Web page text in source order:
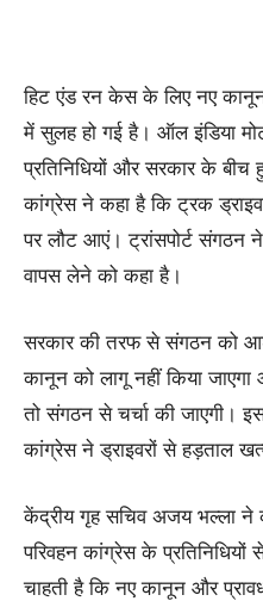
हिट एंड रन केस के लिए नए
में सुलह हो गई है। ऑल इंडिया
प्रतिनिधियों और सरकार के बीच
कांग्रेस ने कहा है कि ट्रक
पर लौट आएं। ट्रांसपोर्ट संगठन
वापस लेने को कहा है।
सरकार की तरफ से संगठन को
कानून को लागू नहीं किया
तो संगठन से चर्चा की जाएगी।
कांग्रेस ने ड्राइवरों से हड़ताल
केंद्रीय गृह सचिव अजय भल्ला ने
परिवहन कांग्रेस के प्रतिनिधियों
चाहती है कि नए कानून और